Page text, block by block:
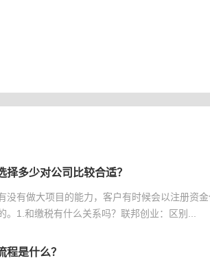
择多少对公司比较合适？
没有做大项目的能力，客户有时候会以注册资
。1.和缴税有什么关系吗？联邦创业：区别...
程是什么？